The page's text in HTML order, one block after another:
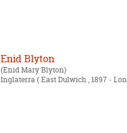
Enid Blyton
Enid Mary Blyton
Inglaterra( East Dulwich , 1897 -